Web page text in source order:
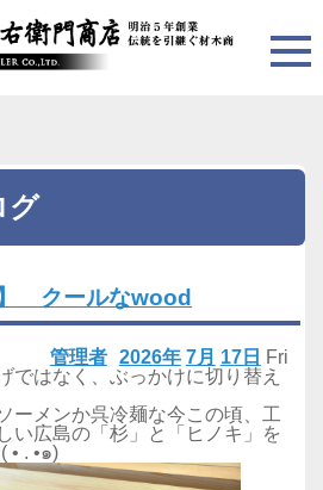
グ
】 クールなwood
2026年 7月 17日 Fri
管理者
ではなく、ぶっかけに切り替え
ーメンか呉冷麺な今この頃、工
い広島の「杉」と「ヒノキ」を
• . •๑)